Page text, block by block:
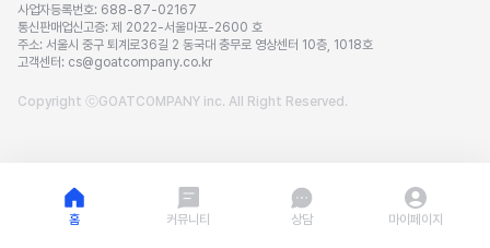
u************************
혼수
사업자등록번호: 688-87-02167
통신판매업신고증: 제 2022-서울마포-2600 호
주소: 서울시 중구 퇴계로36길 2 동국대 충무로 영상센터 10층, 1018호
고객센터: cs@goatcompany.co.kr
Copyright ⓒGOATCOMPANY inc. All Right Reserved.
홈 커뮤니티 상담 마이페이지